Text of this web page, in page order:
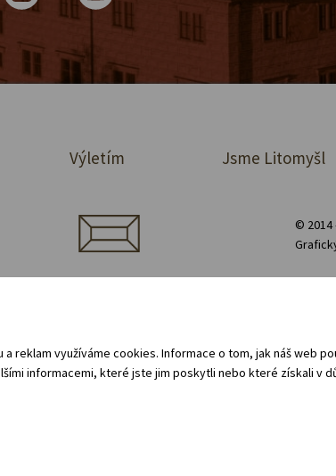
Výletím Jsme Litomyšl
© 2014
reklam využíváme cookies. Informace o tom, jak náš web
informacemi, které jste jim poskytli nebo které získali v